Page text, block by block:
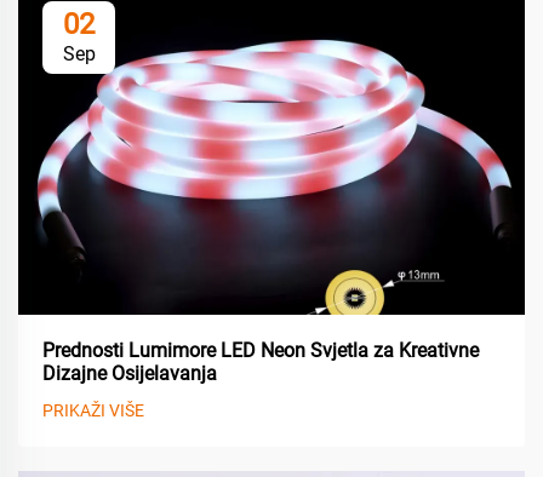
02
Sep
Prednosti Lumimore LED Neon Svjetla za Kreativne
Dizajne Osijelavanja
PRIKAŽI VIŠE